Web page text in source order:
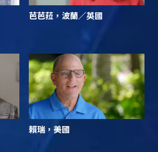
芭芭菈，波蘭／英國
賴瑞，美國